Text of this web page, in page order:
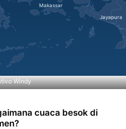
Windy
cuaca besok di